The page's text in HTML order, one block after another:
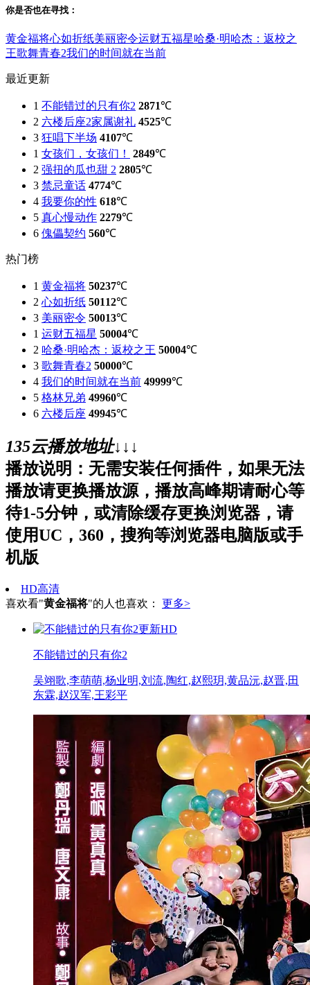
你是否也在寻找 ：
黄金福将心如折纸美丽密令运财五福星哈桑·明哈杰：返校之
王歌舞青春2我们的时间就在当前
最近更新
1 不能错过的只有你2 2871℃
2 六楼后座2家属谢礼 4525℃
3 狂唱下半场 4107℃
1 女孩们，女孩们！ 2849℃
2 强扭的瓜也甜 2 2805℃
3 禁忌童话 4774℃
4 我要你的性 618℃
5 真心慢动作 2279℃
6 傀儡契约 560℃
热门榜
1 黄金福将 50237℃
2 心如折纸 50112℃
3 美丽密令 50013℃
1 运财五福星 50004℃
2 哈桑·明哈杰：返校之王 50004℃
3 歌舞青春2 50000℃
4 我们的时间就在当前 49999℃
5 格林兄弟 49960℃
6 六楼后座 49945℃
135云播放地址↓↓↓
播放说明：无需安装任何插件，如果无法
播放请更换播放源，播放高峰期请耐心等
待1-5分钟，或清除缓存更换浏览器，请
使用UC，360，搜狗等浏览器电脑版或手
机版
HD高清
喜欢看"黄金福将"的人也喜欢： 更多>
更新HD
不能错过的只有你2
吴翊歌,李萌萌,杨业明,刘流,陶红,赵熙玥,黄品沅,赵晋,田
东霖,赵汉军,王彩平